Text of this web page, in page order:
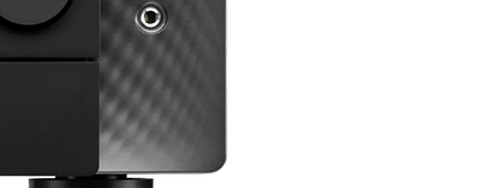
● Tensão de alimentação: 120-240V ±
10%, 50 a 60 Hz (ajustado para sua área)
● Consumo de energia: 55 W
● Faixa de temperatura para uso: entre 0º
e 35ºC, máx. 90% (sem condensação)
● Dimensões externas: 195 (l) x 103 (h) x
420 (d) mm (incluindo o botão VR e o pino